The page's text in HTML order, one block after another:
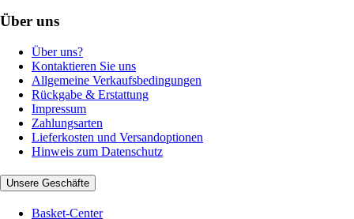
Über uns
Über uns?
Kontaktieren Sie uns
Allgemeine Verkaufsbedingungen
Rückgabe & Erstattung
Impressum
Zahlungsarten
Lieferkosten und Versandoptionen
Hinweis zum Datenschutz
Unsere Geschäfte
Basket-Center